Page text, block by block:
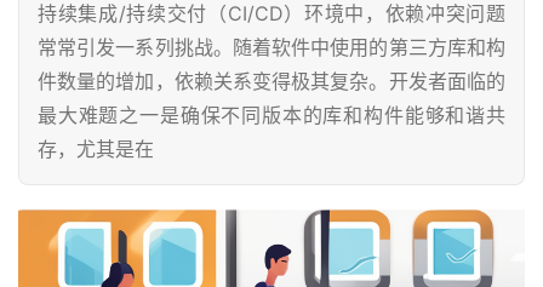
持续集成/持续交付（CI/CD）环境中，依赖冲突问题
常常引发一系列挑战。随着软件中使用的第三方库和构
件数量的增加，依赖关系变得极其复杂。开发者面临的
最大难题之一是确保不同版本的库和构件能够和谐共
存，尤其是在